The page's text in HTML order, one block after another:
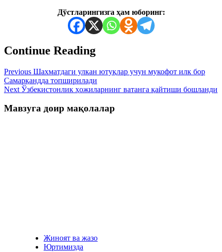
Дўстларингизга ҳам юборинг:
Continue Reading
Previous Шахматдаги улкан ютуқлар учун мукофот илк бор
Самарқандда топширилади
Next Ўзбекистонлик ҳожиларнинг ватанга қайтиши бошланди
Мавзуга доир мақолалар
Жиноят ва жазо
Юртимизда